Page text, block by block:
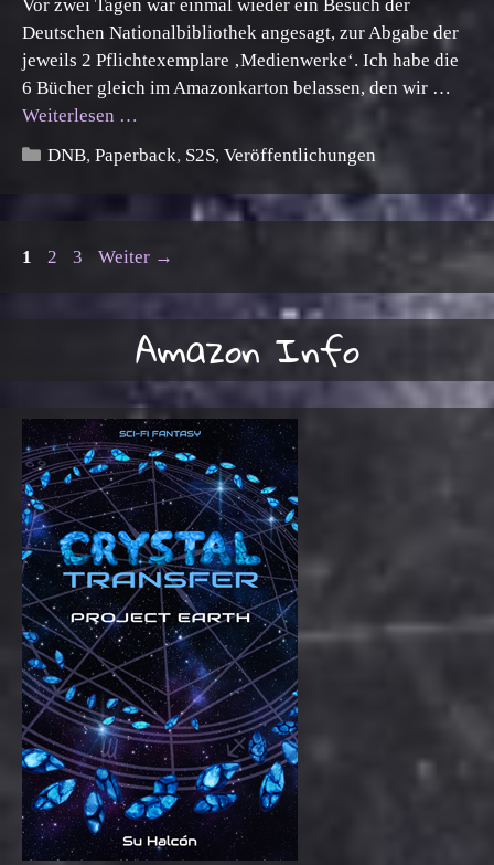
Vor zwei Tagen war einmal wieder ein Besuch der
Deutschen Nationalbibliothek angesagt, zur Abgabe der
jeweils 2 Pflichtexemplare ‚Medienwerke‘. Ich habe die
6 Bücher gleich im Amazonkarton belassen, den wir …
Weiterlesen …
Kategorien
DNB,Paperback, S2S,Veröffentlichungen
Seite
1 Seite
2 Seite
3 Weiter →
Amazon Info